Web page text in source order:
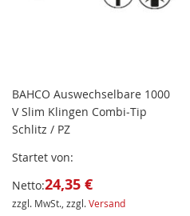
BAHCO Auswechselbare 1000
V Slim Klingen Combi‐Tip
Schlitz / PZ
Startet von
Netto:24,35 €
zzgl. MwSt., zzgl.Versand